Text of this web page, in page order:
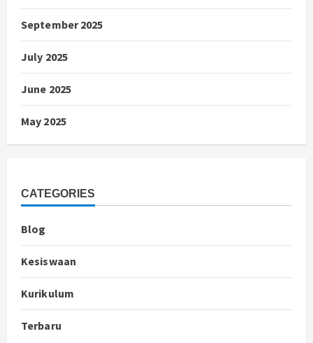
September 2025
July 2025
June 2025
May 2025
CATEGORIES
Blog
Kesiswaan
Kurikulum
Terbaru